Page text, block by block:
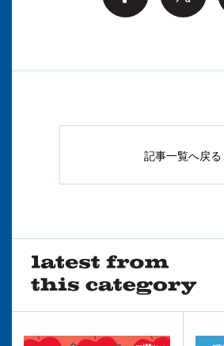
記事一覧へ戻る